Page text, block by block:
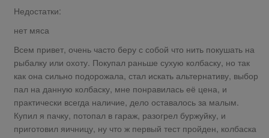
Недостатки:
нет мяса
Всем привет, очень часто беру с собой что нить покушать на
рыбалку или охоту. Покупал раньше сухую колбаску, но так
как она сильно подорожала, стал искать альтернативу, выбор
пал на данную колбаску, мне понравилась её цена, и
практически всегда наличие, дело оставалось за малым.
Купил я пачку, потопал в гараж, разогрел буржуйку, и
приготовил яичницу, ну что ж первый тест пройден, колбаска